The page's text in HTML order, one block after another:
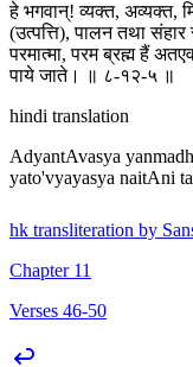
हे भगवान्! व्यक्त, अव्यक्त,
(उत्पत्ति), पालन तथा
परमात्मा, परम ब्रह्म हैं
पाये जाते। ॥ ८-१२-५ ॥
hindi translation
AdyantAvasya
yato'vyayasya naitAni
hk transliteration by
Chapter 11
Verses 46-50